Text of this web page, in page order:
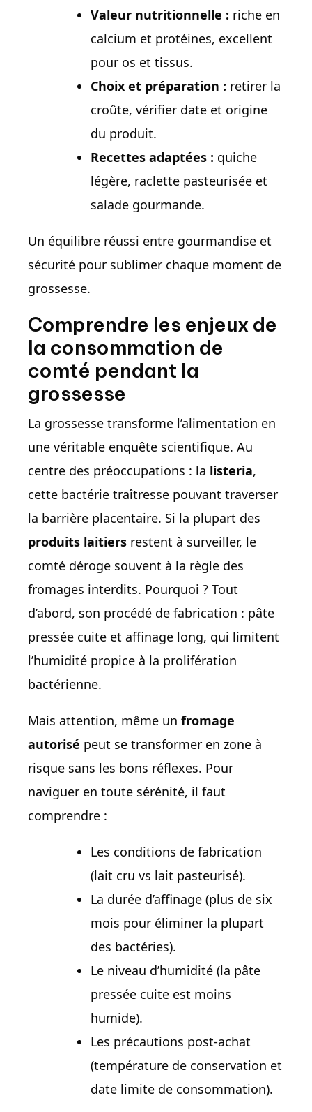
Valeur nutritionnelle : riche en
calcium et protéines, excellent
pour os et tissus.
Choix et préparation : retirer la
croûte, vérifier date et origine
du produit.
Recettes adaptées : quiche
légère, raclette pasteurisée et
salade gourmande.
Un équilibre réussi entre gourmandise et
sécurité pour sublimer chaque moment de
grossesse.
Comprendre les enjeux de
la consommation de
comté pendant la
grossesse
La grossesse transforme l’alimentation en
une véritable enquête scientifique. Au
centre des préoccupations : la listeria,
cette bactérie traîtresse pouvant traverser
la barrière placentaire. Si la plupart des
produits laitiers restent à surveiller, le
comté déroge souvent à la règle des
fromages interdits. Pourquoi ? Tout
d’abord, son procédé de fabrication : pâte
pressée cuite et affinage long, qui limitent
l’humidité propice à la prolifération
bactérienne.
Mais attention, même un fromage
autorisé peut se transformer en zone à
risque sans les bons réflexes. Pour
naviguer en toute sérénité, il faut
comprendre :
Les conditions de fabrication
(lait cru vs lait pasteurisé).
La durée d’affinage (plus de six
mois pour éliminer la plupart
des bactéries).
Le niveau d’humidité (la pâte
pressée cuite est moins
humide).
Les précautions post-achat
(température de conservation et
date limite de consommation).